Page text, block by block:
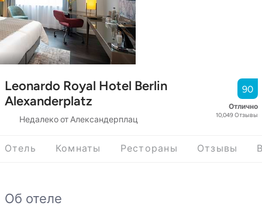
Leonardo Royal Hotel Berlin
Alexanderplatz
Недалеко от Александерплац
90
Отлично
10,049Отзывы
Отель Комнаты Рестораны Отзывы
Об отеле